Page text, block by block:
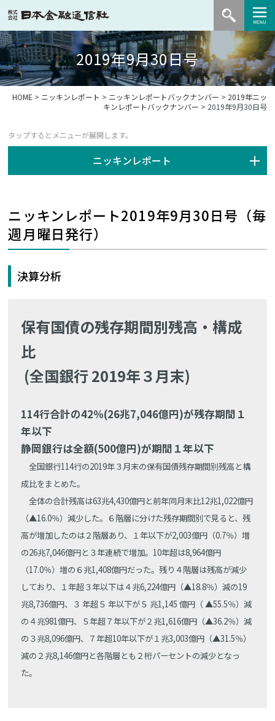
2019年9月30日号
HOME > ニッキンレポート > ニッキンレポートバックナンバー > 2019年ニッ
キンレポートバックナンバー > 2019年9月30日号
ニッキンレポート
ニッキンレポート2019年9月30日号（毎
週月曜日発行）
決算分析
保有国債の残存期間別残高・構成
比
(全国銀行 2019年３月末)
114行合計の42％(26兆7,046億円)が残存期間１
年以下
静岡銀行は全額(500億円)が期間１年以下
全国銀行114行の2019年３月末の保有国債残存期間別残高と構
成比をまとめた。
全体の合計残高は63兆4,430億円と前年同月末比12兆1,022億円
（▲16.0％）減少した。６階層に分けた残存期間別で見ると、残
高が増加したのは２階層あり、１年以下が2,003億円（0.7％）増
の26兆7,046億円と３年連続で増加。10年超は8,964億円
（17.0％）増の６兆1,408億円だった。残り４階層は残高が減少
しており、１年超３年以下は４兆6,224億円（▲18.8％）減の19
兆8,736億円、３ 年超５ 年以下が５ 兆1,145 億円（ ▲55.5％）減
の４兆981億円、５年超７年以下が２兆1,616億円（▲36.2％）減
の３兆8,096億円、７年超10年以下が１兆3,003億円（▲31.5％）
減の２兆8,146億円と各階層とも２桁パーセントの減少となっ
た。